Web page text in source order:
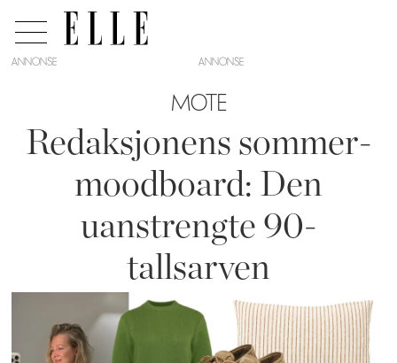
ANNONSE
MOTE
Redaksjonens sommer-
moodboard: Den
uanstrengte 90-
tallsarven